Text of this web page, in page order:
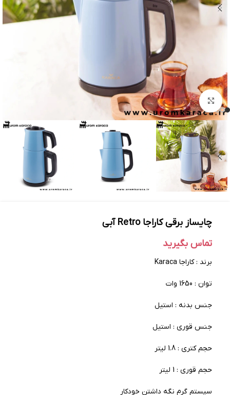
بزرگنمایی تصویر
چایساز برقی کاراجا Retro آبی
تماس بگیرید
برند : کاراجا Karaca
توان : 1650 وات
جنس بدنه : استیل
جنس قوری : استیل
حجم کتری : 1.8 لیتر
حجم قوری : 1 لیتر
سیستم گرم نگه داشتن خودکار